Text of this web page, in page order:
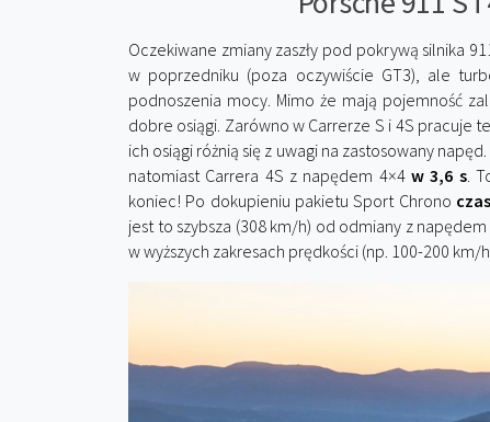
Oczekiwane zmiany zaszły pod pokrywą silnika
w poprzedniku (poza oczywiście GT3), ale
podnoszenia mocy. Mimo że mają pojemność
dobre osiągi. Zarówno w Carrerze S i 4S pracuje
ich osiągi różnią się z uwagi na zastosowany
natomiast Carrera 4S z napędem 4×4 w 3,6 s.
koniec! Po dokupieniu pakietu Sport Chrono
jest to szybsza (308 km/h) od odmiany z
w wyższych zakresach prędkości (np. 100-200 km/